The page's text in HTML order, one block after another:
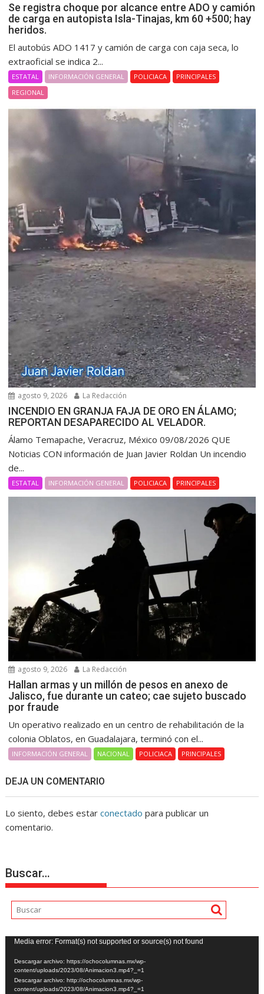
Se registra choque por alcance entre ADO y camión
de carga en autopista Isla-Tinajas, km 60 +500; hay
heridos.
El autobús ADO 1417 y camión de carga con caja seca, lo
extraoficial se indica 2...
ESTATAL INFORMACIÓN GENERAL POLICIACA
PRINCIPALES
REGIONAL
agosto 9, 2026 La Redacción
INCENDIO EN GRANJA FAJA DE ORO EN ÁLAMO;
REPORTAN DESAPARECIDO AL VELADOR.
Álamo Temapache, Veracruz, México 09/08/2026 QUE
Noticias CON información de Juan Javier Roldan Un incendio
de...
ESTATAL INFORMACIÓN GENERAL POLICIACA PRINCIPALES
agosto 9, 2026 La Redacción
Hallan armas y un millón de pesos en anexo de
Jalisco, fue durante un cateo; cae sujeto buscado
por fraude
Un operativo realizado en un centro de rehabilitación de la
colonia Oblatos, en Guadalajara, terminó con el...
INFORMACIÓN GENERAL NACIONAL POLICIACA PRINCIPALES
DEJA UN COMENTARIO
Lo siento, debes estarconectado para publicar un
comentario.
Buscar…
Reproductor
de
vídeo
Media error: Format(s) not supported or source(s) not found
Descargar archivo: https://ochocolumnas.mx/wp-
content/uploads/2023/08/Animacion3.mp4?_=1
Descargar archivo: http://ochocolumnas.mx/wp-
content/uploads/2023/08/Animacion3.mp4?_=1